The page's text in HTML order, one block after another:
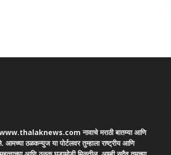
www.thalaknews.com नावाचे मराठी बातम्या आणि
ठळकन्युज या पोर्टलवर तुम्हाला राष्ट्रीय आणि